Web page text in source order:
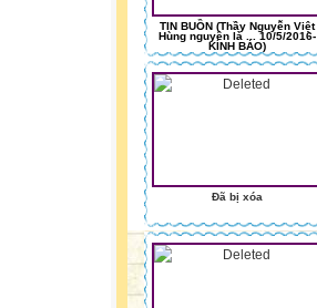
TIN BUỒN (Thầy Nguyễn Việt
Hùng nguyên là ... 10/5/2016-
KÍNH BÁO)
Đã bị xóa